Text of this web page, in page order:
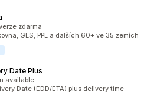
71 zdarma
GLS, PPL a dalších 60+ ve 35 zemích
Date Plus
401
available
Date (EDD/ETA) plus delivery time